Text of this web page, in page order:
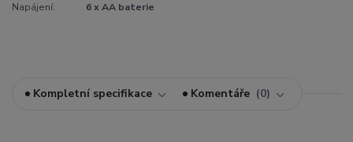
Napájení:
6 x AA baterie
Kompletní specifikace Komentáře 0